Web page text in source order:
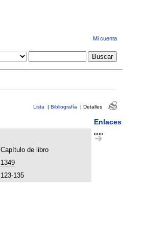
Mi cuenta
Lista | Bibliografía | Detalles
Enlaces
Capítulo de libro
1349
123-135